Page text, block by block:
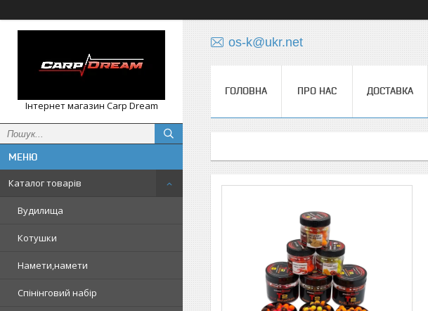
Інтернет магазин Carp Dream
Каталог товарів
Вудилища
Котушки
Намети,намети
Спінінговий набір
os-k@ukr.net
ГОЛОВНА ПРО НАС ДОСТАВКА